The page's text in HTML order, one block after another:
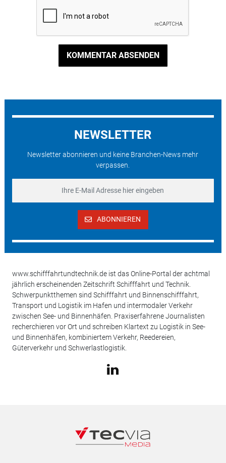
KOMMENTAR ABSENDEN
NEWSLETTER
Newsletter abonnieren und keine Branchen-News mehr
verpassen.
ABONNIEREN
www.schifffahrtundtechnik.de ist das Online-Portal der achtmal
jährlich erscheinenden Zeitschrift Schifffahrt und Technik.
Schwerpunktthemen sind Schifffahrt und Binnenschifffahrt,
Transport und Logistik im Hafen und intermodaler Verkehr
zwischen See- und Binnenhäfen. Praxiserfahrene Journalisten
recherchieren vor Ort und schreiben Klartext zu Logistik in See-
und Binnenhäfen, kombiniertem Verkehr, Reedereien,
Güterverkehr und Schwerlastlogistik.